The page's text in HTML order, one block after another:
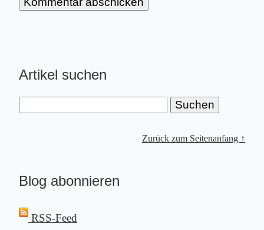
Artikel suchen
Zurück zum Seitenanfang ↑
Blog abonnieren
RSS-Feed